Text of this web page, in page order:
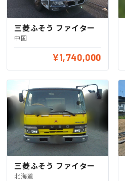
三菱ふそう ファイター
中国
¥1,740,000
三菱ふそう ファイター
北海道